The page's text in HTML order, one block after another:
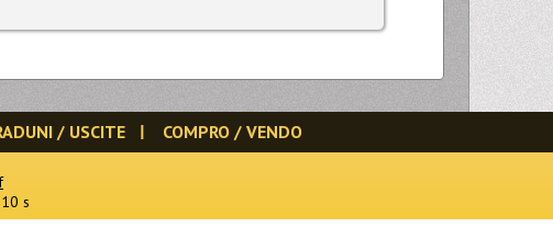
/ USCITE COMPRO / VENDO
s